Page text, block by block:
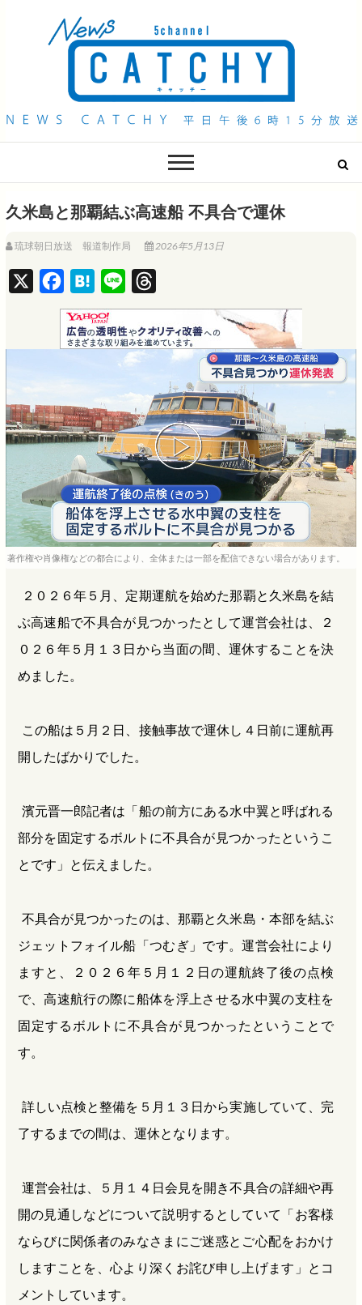
QAB NEWS Headline
久米島と那覇結ぶ高速船 不具合で運休
琉球朝日放送 報道制作局 2026年5月13日
a
c
e
b
o
o
k
H
a
t
e
i
n
e
h
r
e
d
s
著作権や肖像権などの都合により、全体または一部を配信できない場合があります。
２０２６年５月、定期運航を始めた那覇と久米島を結
ぶ高速船で不具合が見つかったとして運営会社は、２
０２６年５月１３日から当面の間、運休することを決
めました。
この船は５月２日、接触事故で運休し４日前に運航再
開したばかりでした。
濱元晋一郎記者は「船の前方にある水中翼と呼ばれる
部分を固定するボルトに不具合が見つかったというこ
とです」と伝えました。
不具合が見つかったのは、那覇と久米島・本部を結ぶ
ジェットフォイル船「つむぎ」です。運営会社により
ますと、２０２６年５月１２日の運航終了後の点検
で、高速航行の際に船体を浮上させる水中翼の支柱を
固定するボルトに不具合が見つかったということで
す。
詳しい点検と整備を５月１３日から実施していて、完
了するまでの間は、運休となります。
運営会社は、５月１４日会見を開き不具合の詳細や再
開の見通しなどについて説明するとしていて「お客様
ならびに関係者のみなさまにご迷惑とご心配をおかけ
しますことを、心より深くお詫び申し上げます」とコ
メントしています。